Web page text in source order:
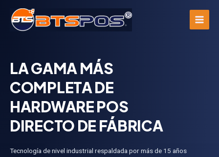
contenido
LA GAMA MÁS
COMPLETA DE
HARDWARE POS
DIRECTO DE FÁBRICA
Tecnología de nivel industrial respaldada por más de 15 años